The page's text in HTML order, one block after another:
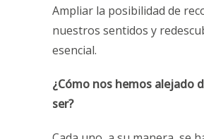
Ampliar la posibilidad de
nuestros sentidos y
esencial.
¿Cómo nos hemos alejado
ser?